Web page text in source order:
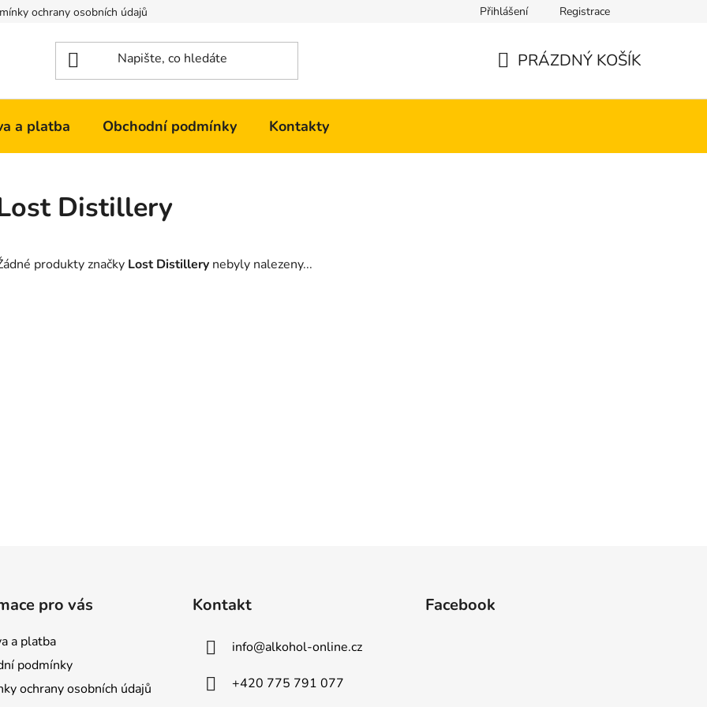
ochrany osobních údajů Přihlášení Registrace
PRÁZDNÝ KOŠÍK
a platba Obchodní podmínky Kontakty
Distillery
produkty značky Lost Distillery nebyly nalezeny...
pro vás
a platba
podmínky
ochrany osobních údajů
Kontakt
info@alkohol-online.cz
+420 775 791 077
Facebook